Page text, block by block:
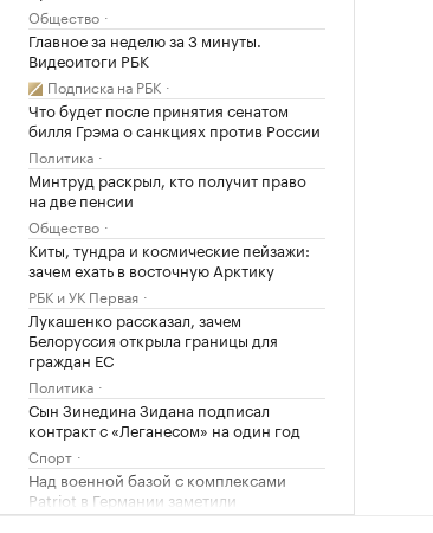
Общество
Главное за неделю за 3 минуты.
Видеоитоги РБК
Подписка на РБК
Что будет после принятия сенатом
билля Грэма о санкциях против России
Политика
Минтруд раскрыл, кто получит право
на две пенсии
Общество
Киты, тундра и космические пейзажи:
зачем ехать в восточную Арктику
РБК и УК Первая
Лукашенко рассказал, зачем
Белоруссия открыла границы для
граждан ЕС
Политика
Сын Зинедина Зидана подписал
контракт с «Леганесом» на один год
Спорт
Над военной базой с комплексами
Patriot в Германии заметили
беспилотники